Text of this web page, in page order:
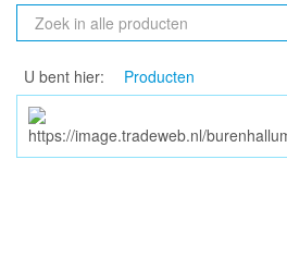
U bent hier: Producten